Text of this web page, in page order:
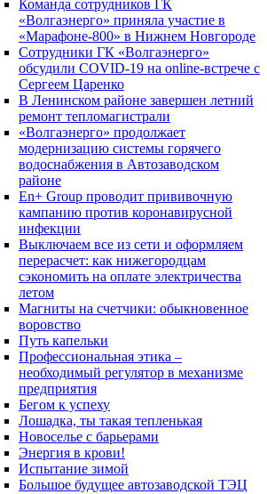
Команда сотрудников ГК
«Волгаэнерго» приняла участие в
«Марафоне-800» в Нижнем Новгороде
Сотрудники ГК «Волгаэнерго»
обсудили COVID-19 на online-встрече с
Сергеем Царенко
В Ленинском районе завершен летний
ремонт тепломагистрали
«Волгаэнерго» продолжает
модернизацию системы горячего
водоснабжения в Автозаводском
районе
En+ Group проводит прививочную
кампанию против коронавирусной
инфекции
Выключаем все из сети и оформляем
перерасчет: как нижегородцам
сэкономить на оплате электричества
летом
Магниты на счетчики: обыкновенное
воровство
Путь капельки
Профессиональная этика –
необходимый регулятор в механизме
предприятия
Бегом к успеху
Лошадка, ты такая тепленькая
Новоселье с барьерами
Энергия в крови!
Испытание зимой
Большое будущее автозаводской ТЭЦ